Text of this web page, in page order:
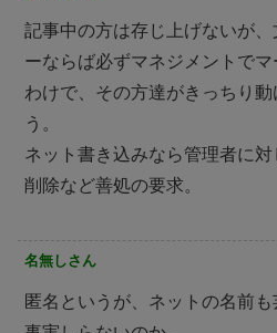
記事中の方は存じ上げないが
ーならば必ずマネジメントで
わけで、その方達がきっちり
う。
ネット書き込みなら管理者に
削除など善処の要求。
名無しさん
匿名というが、ネットの名前